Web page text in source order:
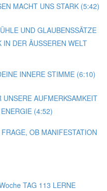
MACHT UNS STARK (5:42)
UND GLAUBENSSÄTZE
DER ÄUSSEREN WELT
INNERE STIMME (6:10)
AUFMERKSAMKEIT
(4:52)
OB MANIFESTATION
TAG 113 LERNE